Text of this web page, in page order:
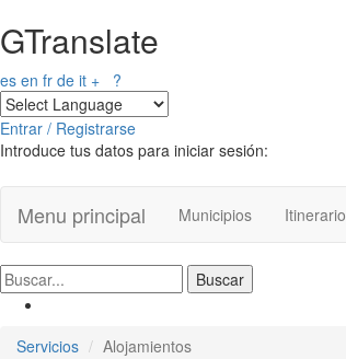
GTranslate
es en fr de it + ?
Entrar / Registrarse
Introduce tus datos para iniciar sesión:
Menu principal Municipios
Servicios Alojamientos